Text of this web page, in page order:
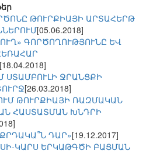
ԹՈՒՐՔԻԱՅԻ ԱՐՏԱՀԵՐԹ
[05.06.2018]
ԳՈՐԾՈՂՈՒԹՅՈՒՆԸ ԵՎ
[18.04.2018]
ՍՏԱՄԲՈՒԼԻ ՋՐԱՆՑՔԻ
[26.03.2018]
ԹՈՒՐՔԻԱՅԻ ՌԱԶՄԱԿԱՆ
ՀԱՍՏԱՏՄԱՆ ԽՆԴՐԻ
ԴԱՐ»[19.12.2017]
ԿԱՐՍ ԵՐԿԱԹԳԾԻ ԲԱՑՄԱՆ